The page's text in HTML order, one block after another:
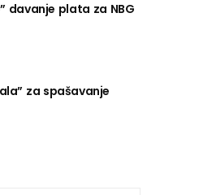
davanje plata za NBG
za spašavanje